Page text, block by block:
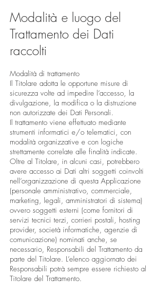
Modalità e luogo del
Trattamento dei Dati
raccolti
Modalità di trattamento
Il Titolare adotta le opportune misure di
sicurezza volte ad impedire l’accesso, la
divulgazione, la modifica o la distruzione
non autorizzate dei Dati Personali.
Il trattamento viene effettuato mediante
strumenti informatici e/o telematici, con
modalità organizzative e con logiche
strettamente correlate alle finalità indicate.
Oltre al Titolare, in alcuni casi, potrebbero
avere accesso ai Dati altri soggetti coinvolti
nell’organizzazione di questa Applicazione
(personale amministrativo, commerciale,
marketing, legali, amministratori di sistema)
ovvero soggetti esterni (come fornitori di
servizi tecnici terzi, corrieri postali, hosting
provider, società informatiche, agenzie di
comunicazione) nominati anche, se
necessario, Responsabili del Trattamento da
parte del Titolare. L’elenco aggiornato dei
Responsabili potrà sempre essere richiesto al
Titolare del Trattamento.